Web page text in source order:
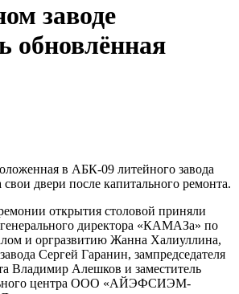
заводе
обновлённая
в АБК-09 литейного завода
двери после капитального ремонта.
открытия столовой приняли
генерального директора «КАМАЗа» по
и оргразвитию Жанна Халиуллина,
Сергей Гаранин, зампредседателя
Владимир Алешков и заместитель
центра ООО «АЙЭФСИЭМ-